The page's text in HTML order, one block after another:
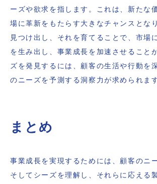
ーズや欲求を指します。これは、新たな
場に革新をもたらす大きなチャンスとな
見つけ出し、それを育てることで、市場
を生み出し、事業成長を加速させること
ズを発見するには、顧客の生活や行動を
のニーズを予測する洞察力が求められます
まとめ
事業成長を実現するためには、顧客のニ
そしてシーズを理解し、それらに応える